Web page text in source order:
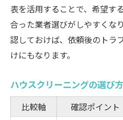
グ表
コスパ重視派にお
安さだけで選ばな
満足度が高い理由を
岡山の相場から見た賢
岡山のハウスクリ
表を活用することで、希望す
合った業者選びがしやすくな
認しておけば、依頼後のトラ
けにもなります。
ハウスクリーニングの選び
比較軸 確認ポイント